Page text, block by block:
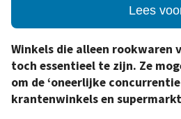
Lees
Winkels die alleen rookwaren
toch essentieel te zijn. Ze
om de ‘oneerlijke
krantenwinkels en